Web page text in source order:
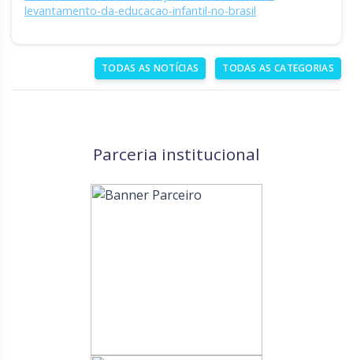
levantamento-da-educacao-infantil-no-brasil
TODAS AS NOTÍCIAS TODAS AS CATEGORIAS
Parceria institucional